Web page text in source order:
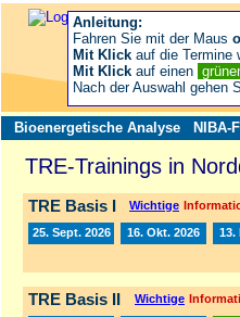
Bioenergetische Analyse NIBA-
TRE-Trainings in
TRE Basis I Wichtige
25. Sept. 2026 16. Okt. 2026 13.
TRE Basis II Wichtige
Anleitung:
Fahren Sie mit der Maus
Mit Klick auf die Termine
Mit Klick auf einen
Nach der Auswahl gehen